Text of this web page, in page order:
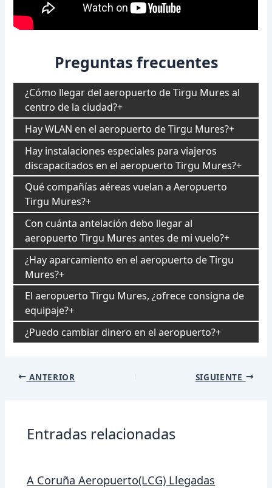
Preguntas frecuentes
¿Cómo llegar del aeropuerto de Tirgu Mures al
centro de la ciudad?
Hay WLAN en el aeropuerto de Tirgu Mures?
Hay instalaciones especiales para viajeros
discapacitados en el aeropuerto Tirgu Mures?
Qué compañías aéreas vuelan a Aeropuerto
Tirgu Mures?
Con cuánta antelación debo llegar al
aeropuerto Tirgu Mures antes de mi vuelo?
¿Hay aparcamiento en el aeropuerto de Tirgu
Mures?
El aeropuerto Tirgu Mures, ¿ofrece consigna de
equipaje?
¿Puedo cambiar dinero en el aeropuerto?
Navegación
ANTERIOR SIGUIENTE
Entradas relacionadas
A Coruña Aeropuerto(LCG) Llegadas